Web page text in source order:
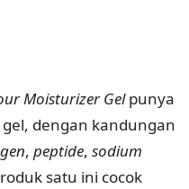
Moisturizer Gelpunya
dengan kandungan
, peptide, sodium
satu ini cocok